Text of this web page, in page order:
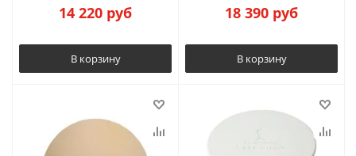
14 220 руб
В корзину
18 390 руб
В корзину